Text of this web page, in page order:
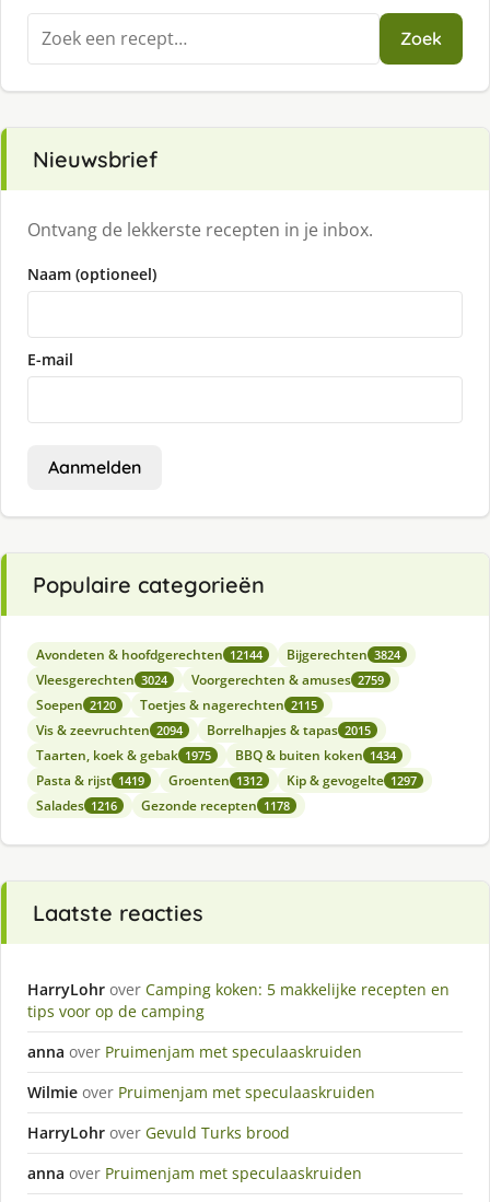
Zoeken
naar:
Zoek
Nieuwsbrief
Ontvang de lekkerste recepten in je inbox.
Naam (optioneel)
E-mail
Aanmelden
Populaire categorieën
Avondeten & hoofdgerechten 12144 Bijgerechten 3824
Vleesgerechten 3024 Voorgerechten & amuses 2759
Soepen 2120 Toetjes & nagerechten 2115
Vis & zeevruchten 2094 Borrelhapjes & tapas 2015
Taarten, koek & gebak 1975 BBQ & buiten koken 1434
Pasta & rijst 1419 Groenten 1312 Kip & gevogelte 1297
Salades 1216 Gezonde recepten 1178
Laatste reacties
HarryLohr over Camping koken: 5 makkelijke recepten en
tips voor op de camping
anna over Pruimenjam met speculaaskruiden
Wilmie over Pruimenjam met speculaaskruiden
HarryLohr over Gevuld Turks brood
anna over Pruimenjam met speculaaskruiden